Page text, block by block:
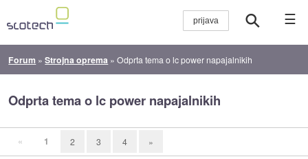
☰
Forum »Strojna oprema »Odprta tema o lc power napajalnikih
Odprta tema o lc power napajalnikih
« 1 2 3 4 »